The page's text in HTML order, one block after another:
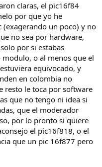
claras, el pic16f84
por que yo he
(exagerando un poco) y no
no sea por hardware,
por si estabas
o al menos que el
equivocado, y
en colombia no
resto le toca por software
que no tengo ni idea si
que el moderador
por lo pronto si quiere
el pic16f818, o el
que un pic 16f877 pero